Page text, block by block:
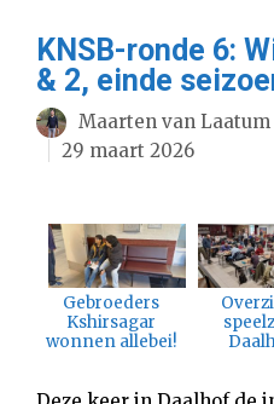
KNSB-ronde 6:
& 2, einde
Maarten van Laatum
29 maart 2026
Gebroeders
Kshirsagar
wonnen allebei!